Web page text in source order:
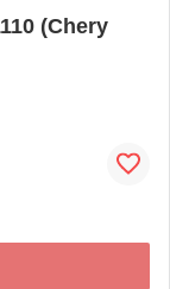
(Chery